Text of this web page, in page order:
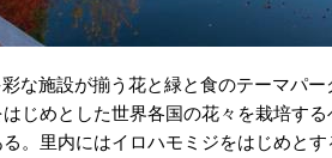
な施設が揃う花と緑と食のテーマパ
じめとした世界各国の花々を栽培す
。里内にはイロハモミジをはじめと